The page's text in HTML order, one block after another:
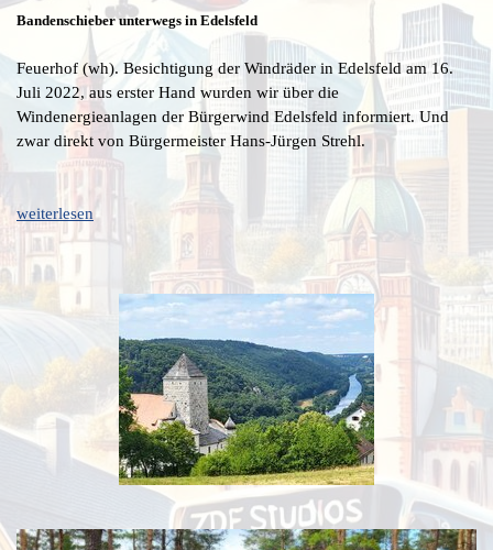
Bandenschieber unterwegs in Edelsfeld
Feuerhof (wh). Besichtigung der Windräder in Edelsfeld am 16.
Juli 2022, aus erster Hand wurden wir über die
Windenergieanlagen der Bürgerwind Edelsfeld informiert. Und
zwar direkt von Bürgermeister Hans-Jürgen Strehl.
weiterlesen